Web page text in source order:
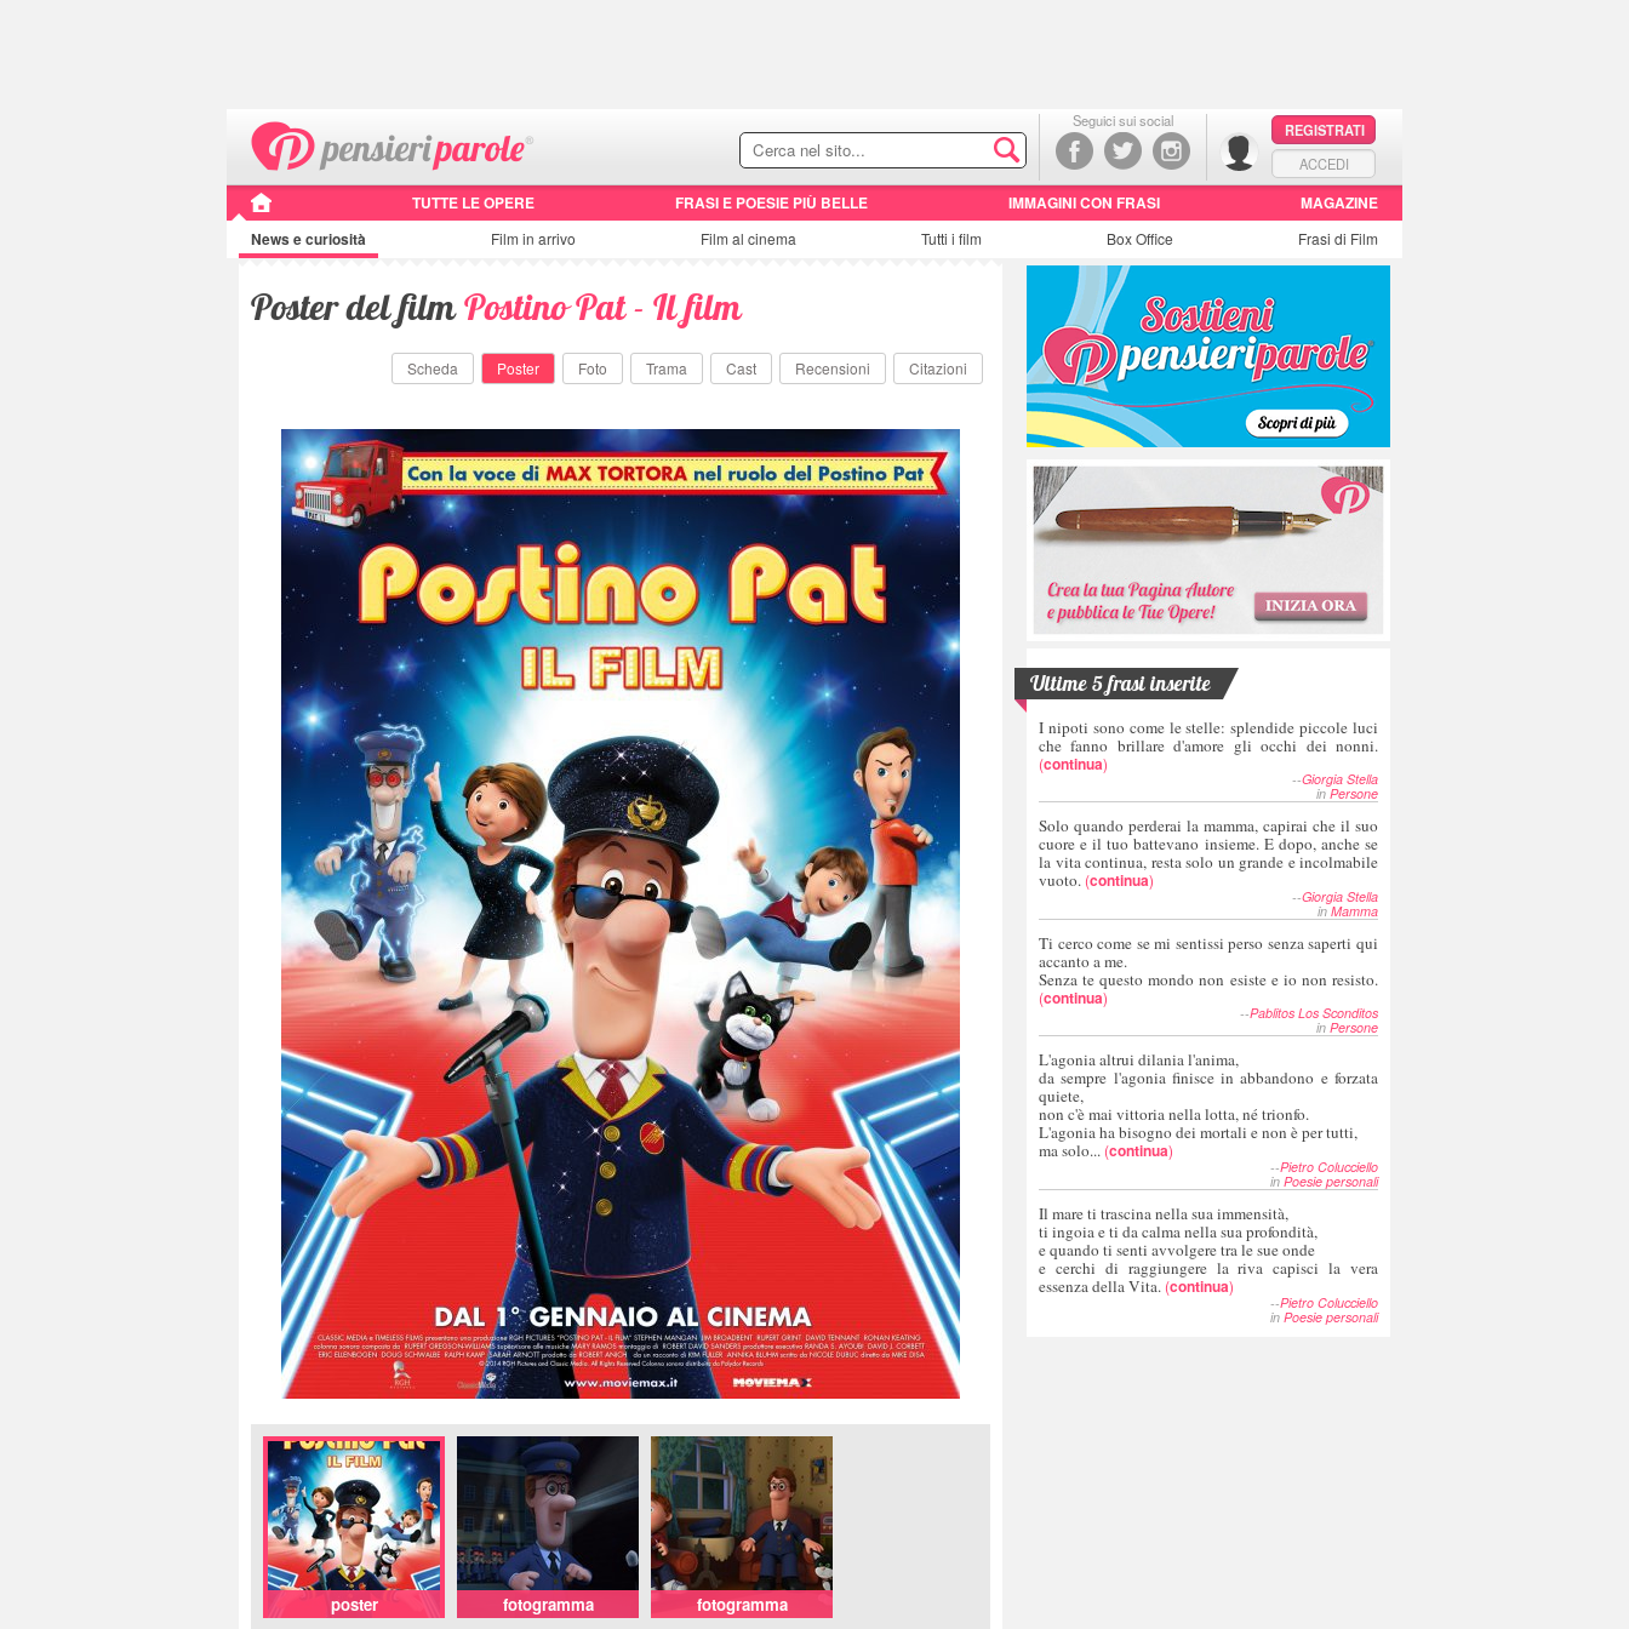
Seguici sui social
REGISTRATI
ACCEDI
TUTTE LE OPERE FRASI E POESIE PIÙ BELLE IMMAGINI CON FRASI
MAGAZINE
News e curiosità
Film in arrivo Film al cinema Tutti i film Box Office Frasi di Film
Poster del filmPostino Pat - Il film
Scheda Poster Foto Trama Cast Recensioni Citazioni
poster fotogramma fotogramma
Ultime 5 frasi inserite
I nipoti sono come le stelle: splendide piccole luci
che fanno brillare d'amore gli occhi dei nonni.
(continua)
--Giorgia Stella
in Persone
Solo quando perderai la mamma, capirai che il suo
cuore e il tuo battevano insieme. E dopo, anche se
la vita continua, resta solo un grande e incolmabile
vuoto. (continua)
--Giorgia Stella
in Mamma
Ti cerco come se mi sentissi perso senza saperti qui
accanto a me.
Senza te questo mondo non esiste e io non resisto.
(continua)
--Pablitos Los Sconditos
in Persone
L'agonia altrui dilania l'anima,
da sempre l'agonia finisce in abbandono e forzata
quiete,
non c'è mai vittoria nella lotta, né trionfo.
L'agonia ha bisogno dei mortali e non è per tutti,
ma solo... (continua)
--Pietro Colucciello
in Poesie personali
Il mare ti trascina nella sua immensità,
ti ingoia e ti da calma nella sua profondità,
e quando ti senti avvolgere tra le sue onde
e cerchi di raggiungere la riva capisci la vera
essenza della Vita. (continua)
--Pietro Colucciello
in Poesie personali